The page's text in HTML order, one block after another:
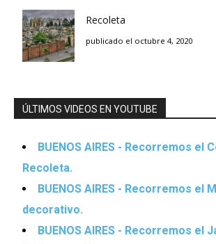
Recoleta
publicado el octubre 4, 2020
ÚLTIMOS VIDEOS EN YOUTUBE
BUENOS AIRES - Recorremos el
Recoleta.
BUENOS AIRES - Recorremos el
decorativo.
BUENOS AIRES - Recorremos el